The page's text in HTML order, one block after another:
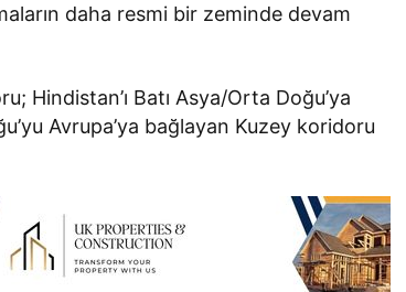
daha resmi bir zeminde devam
Hindistan’ı Batı Asya/Orta Doğu’ya
Avrupa’ya bağlayan Kuzey koridoru